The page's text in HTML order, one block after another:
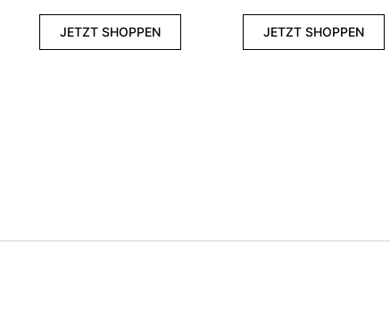
JETZT SHOPPEN JETZT SHOPPEN